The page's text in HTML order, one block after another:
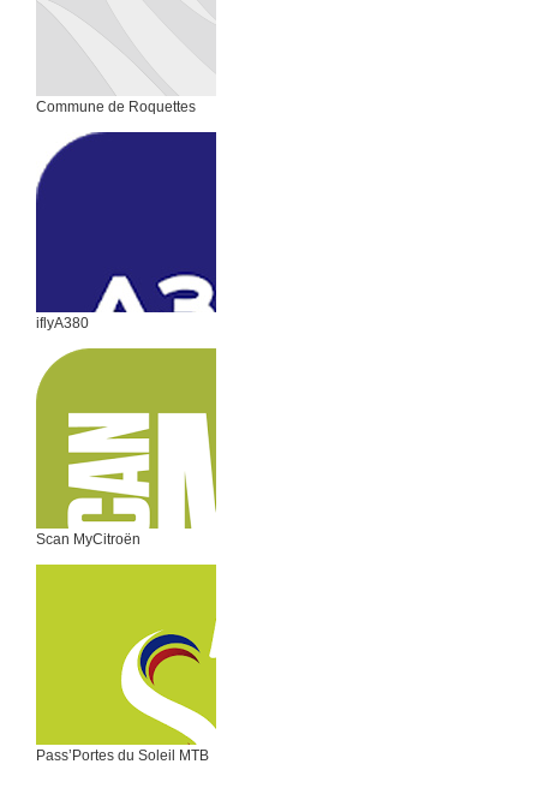
Commune de Roquettes
iflyA380
Scan MyCitroën
Pass’Portes du Soleil MTB